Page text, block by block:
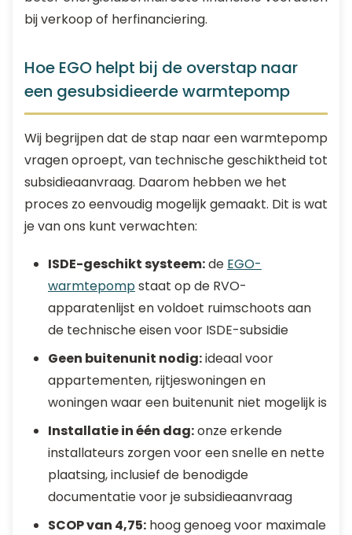
bij verkoop of herfinanciering.
Hoe EGO helpt bij de overstap naar
een gesubsidieerde warmtepomp
Wij begrijpen dat de stap naar een warmtepomp
vragen oproept, van technische geschiktheid tot
subsidieaanvraag. Daarom hebben we het
proces zo eenvoudig mogelijk gemaakt. Dit is wat
je van ons kunt verwachten:
ISDE-geschikt systeem:de EGO-
warmtepompstaat op de RVO-
apparatenlijst en voldoet ruimschoots aan
de technische eisen voor ISDE-subsidie
Geen buitenunit nodig:ideaal voor
appartementen, rijtjeswoningen en
woningen waar een buitenunit niet mogelijk is
Installatie in één dag:onze erkende
installateurs zorgen voor een snelle en nette
plaatsing, inclusief de benodigde
documentatie voor je subsidieaanvraag
SCOP van 4,75: hoog genoeg voor maximale